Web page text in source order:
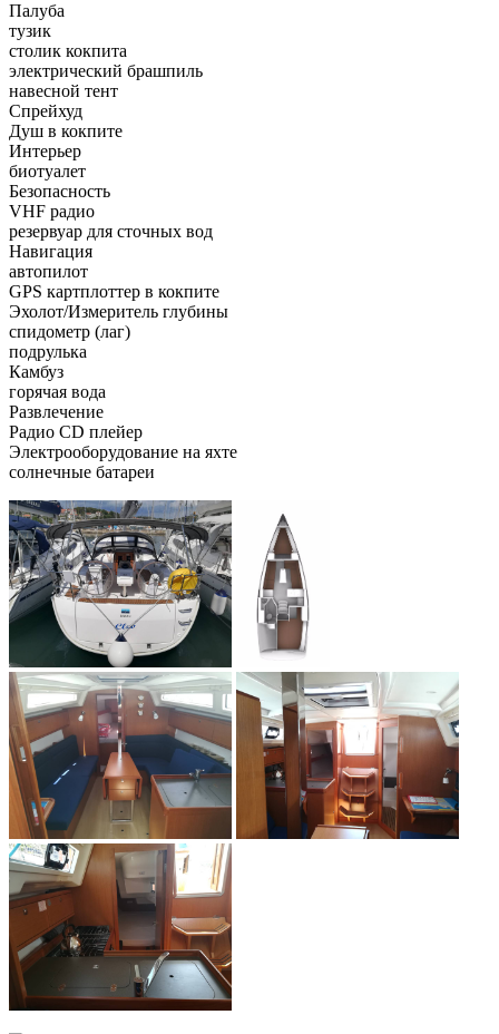
Палуба
тузик
столик кокпита
электрический брашпиль
навесной тент
Спрейхуд
Душ в кокпите
Интерьер
биотуалет
Безопасность
VHF радио
резервуар для сточных вод
Навигация
автопилот
GPS картплоттер в кокпите
Эхолот/Измеритель глубины
спидометр (лаг)
подрулька
Камбуз
горячая вода
Развлечение
Радио CD плейер
Электрооборудование на яхте
солнечные батареи